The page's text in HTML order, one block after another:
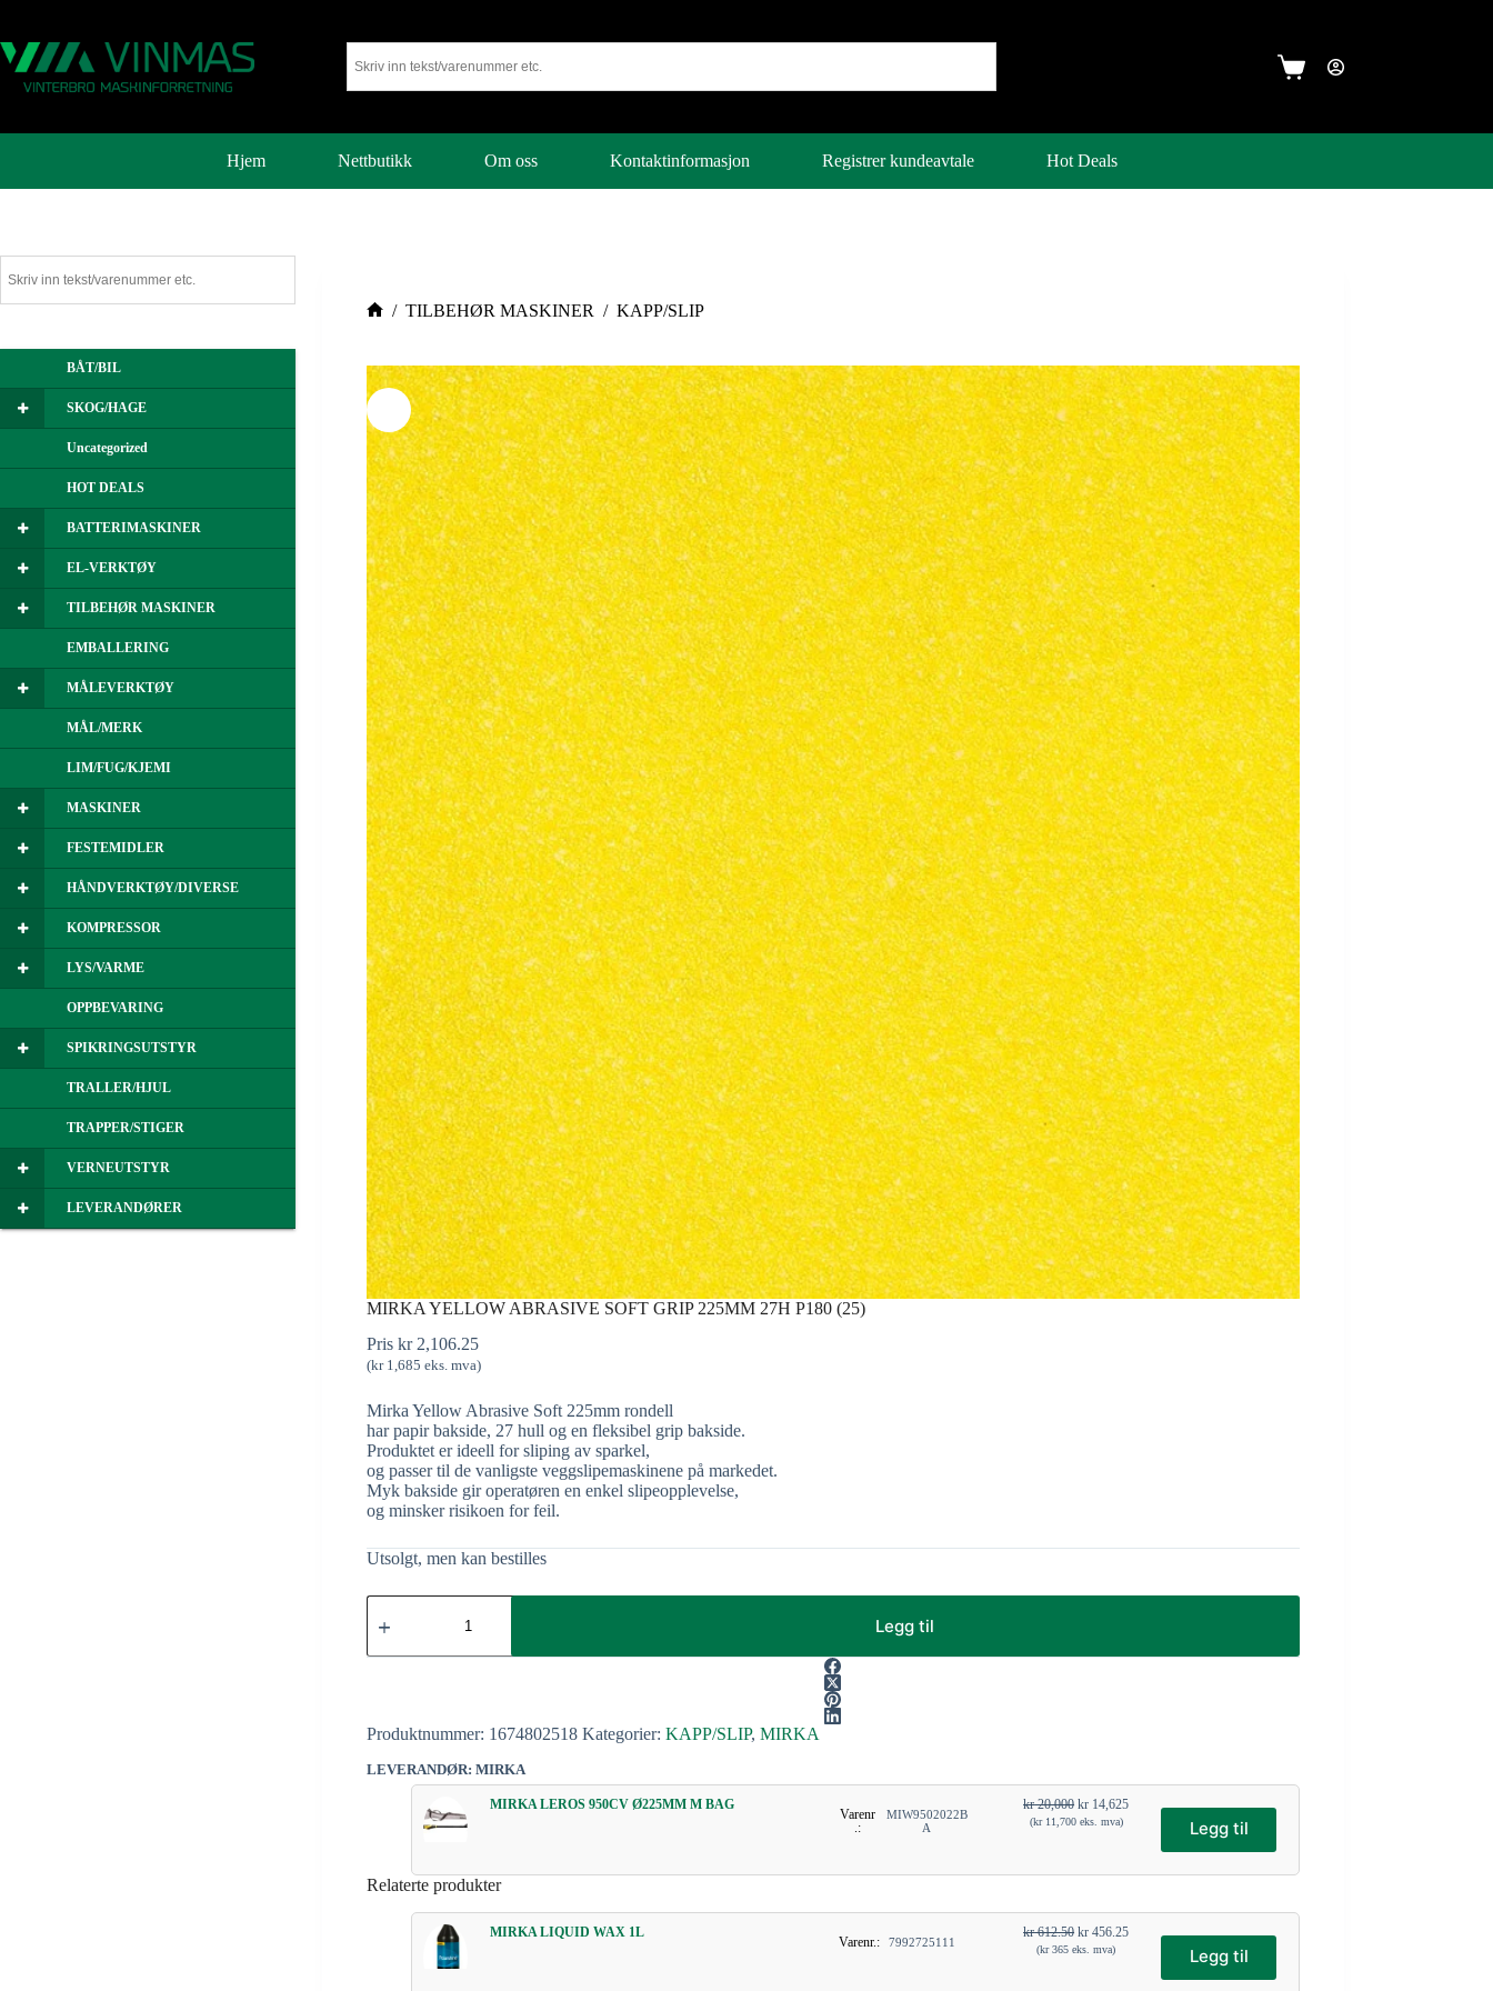
Hjem Nettbutikk Om oss Kontaktinformasjon Registrer kundeavtale Hot Deals
/ TILBEHØR MASKINER / KAPP/SLIP
MIRKA YELLOW ABRASIVE SOFT GRIP 225MM 27H P180 (25)
Pris kr2,106.25
(kr1,685 eks. mva)
Mirka Yellow Abrasive Soft 225mm rondell
har papir bakside, 27 hull og en fleksibel grip bakside.
Produktet er ideell for sliping av sparkel,
og passer til de vanligste veggslipemaskinene på markedet.
Myk bakside gir operatøren en enkel slipeopplevelse,
og minsker risikoen for feil.
Utsolgt, men kan bestilles
Legg til
Produktnummer: 1674802518 Kategorier:KAPP/SLIP,MIRKA
LEVERANDØR: MIRKA
MIRKA LEROS 950CV Ø225MM M BAG
Varenr
.:
MIW9502022B
A
kr20,000 kr 14,625
(kr11,700eks. mva) Legg til
Relaterte produkter
MIRKA LIQUID WAX 1L
Varenr.: 7992725111
kr612.50 kr 456.25
(kr365 eks. mva) Legg til
BÅT/BIL
SKOG/HAGE
Uncategorized
HOT DEALS
BATTERIMASKINER
EL-VERKTØY
TILBEHØR MASKINER
EMBALLERING
MÅLEVERKTØY
MÅL/MERK
LIM/FUG/KJEMI
MASKINER
FESTEMIDLER
HÅNDVERKTØY/DIVERSE
KOMPRESSOR
LYS/VARME
OPPBEVARING
SPIKRINGSUTSTYR
TRALLER/HJUL
TRAPPER/STIGER
VERNEUTSTYR
LEVERANDØRER